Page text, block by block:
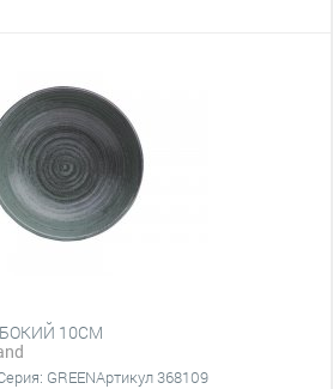
10СМ
GREENАртикул 368109